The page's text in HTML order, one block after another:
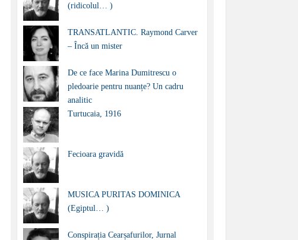
(ridicolul… )
TRANSATLANTIC. Raymond Carver
– Încă un mister
De ce face Marina Dumitrescu o
pledoarie pentru nuanțe? Un cadru
analitic
Turtucaia, 1916
Fecioara gravidă
MUSICA PURITAS DOMINICA
(Egiptul… )
Conspirația Cearșafurilor, Jurnal